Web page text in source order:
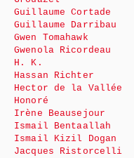
Guillaume Cortade
Guillaume Darribau
Gwen Tomahawk
Gwenola Ricordeau
H. K.
Hassan Richter
Hector de la Vallée
Honoré
Irène Beausejour
Ismail Bentaallah
Ismail Kizil Dogan
Jacques Ristorcelli